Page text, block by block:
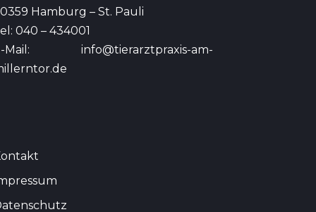
Hamburg – St. Pauli
040 – 434001
Mail: info@tierarztpraxis-am-